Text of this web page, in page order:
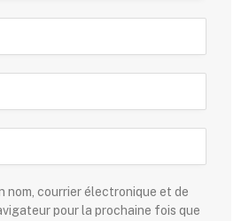
nom, courrier électronique et de
pour la prochaine fois que